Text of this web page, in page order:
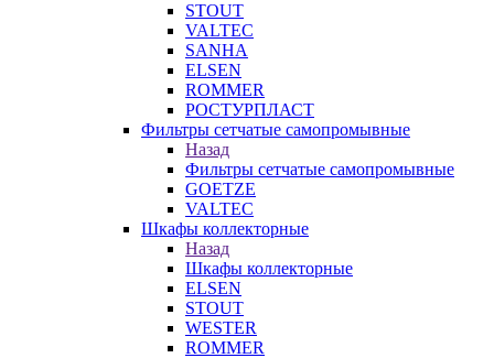
STOUT
VALTEC
SANHA
ELSEN
ROMMER
РОСТУРПЛАСТ
Фильтры сетчатые самопромывные
Назад
Фильтры сетчатые самопромывные
GOETZE
VALTEC
Шкафы коллекторные
Назад
Шкафы коллекторные
ELSEN
STOUT
WESTER
ROMMER